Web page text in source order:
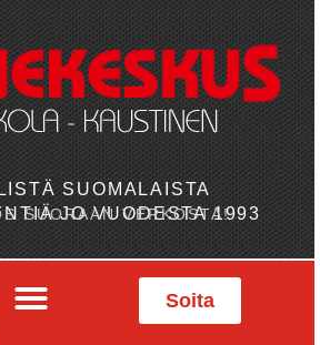
SUOMALAISTA
JO VUODESTA 1993
SUORAAN VERKOSTA!
Soita